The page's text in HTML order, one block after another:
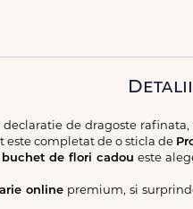
Detalii
declaratie de dragoste
este completat de o sticla de
buchet de flori cadoueste
onlinepremium, si